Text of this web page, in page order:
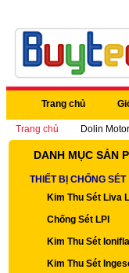
Trang chủ
Trang chủ Dolin Motor
DANH MỤC SẢN
THIẾT BỊ CHỐNG SÉT
Kim Thu Sét Liva
Chống Sét LPI
Kim Thu Sét
Kim Thu Sét